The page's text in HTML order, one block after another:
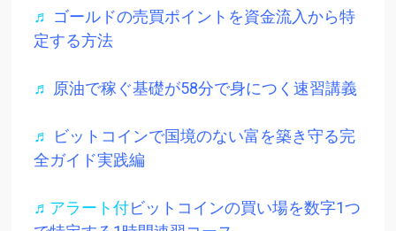
♬ ゴールドの売買ポイントを資金流入から特
定する方法
♬ 原油で稼ぐ基礎が58分で身につく速習講義
♬
ビットコインで国境のない富を築き守る完
全ガイド実践編
♬アラート付ビットコインの買い場を数字1つ